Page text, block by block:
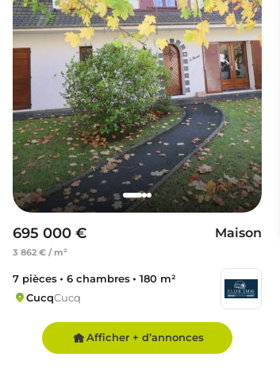
695 000 €
3 862 € / m²
Maison
7 pièces 6 chambres
180 m²
CucqCucq
Afficher + d’annonces